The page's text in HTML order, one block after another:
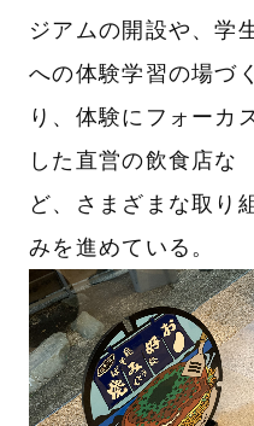
ジアムの開設や、学
への体験学習の場づく
り、体験にフォーカ
した直営の飲食店な
ど、さまざまな取り
みを進めている。